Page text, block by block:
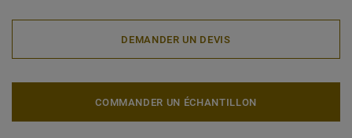
DEMANDER UN DEVIS
COMMANDER UN ÉCHANTILLON